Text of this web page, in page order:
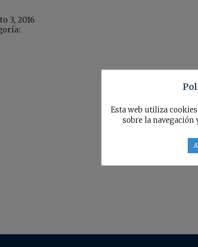
3, 2016
Esta web utiliza
sobre la